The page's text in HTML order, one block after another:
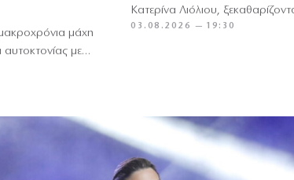
μάχη
αυτοκτονίας με…
Κατερίνα Λιόλιου,
03.08.2026 — 19:30